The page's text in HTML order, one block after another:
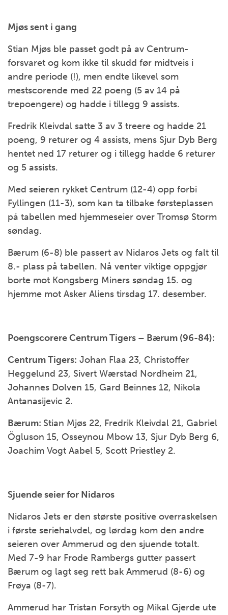
Mjøs sent i gang
Stian Mjøs ble passet godt på av Centrum-
forsvaret og kom ikke til skudd før midtveis i
andre periode (!), men endte likevel som
mestscorende med 22 poeng (5 av 14 på
trepoengere) og hadde i tillegg 9 assists.
Fredrik Kleivdal satte 3 av 3 treere og hadde 21
poeng, 9 returer og 4 assists, mens Sjur Dyb Berg
hentet ned 17 returer og i tillegg hadde 6 returer
og 5 assists.
Med seieren rykket Centrum (12-4) opp forbi
Fyllingen (11-3), som kan ta tilbake førsteplassen
på tabellen med hjemmeseier over Tromsø Storm
søndag.
Bærum (6-8) ble passert av Nidaros Jets og falt til
8.- plass på tabellen. Nå venter viktige oppgjør
borte mot Kongsberg Miners søndag 15. og
hjemme mot Asker Aliens tirsdag 17. desember.
Poengscorere Centrum Tigers – Bærum (96-84):
Centrum Tigers: Johan Flaa 23, Christoffer
Heggelund 23, Sivert Wærstad Nordheim 21,
Johannes Dolven 15, Gard Beinnes 12, Nikola
Antanasijevic 2.
Bærum: Stian Mjøs 22, Fredrik Kleivdal 21, Gabriel
Ögluson 15, Osseynou Mbow 13, Sjur Dyb Berg 6,
Joachim Vogt Aabel 5, Scott Priestley 2.
Sjuende seier for Nidaros
Nidaros Jets er den største positive overraskelsen
i første seriehalvdel, og lørdag kom den andre
seieren over Ammerud og den sjuende totalt.
Med 7-9 har Frode Rambergs gutter passert
Bærum og lagt seg rett bak Ammerud (8-6) og
Frøya (8-7).
Ammerud har Tristan Forsyth og Mikal Gjerde ute